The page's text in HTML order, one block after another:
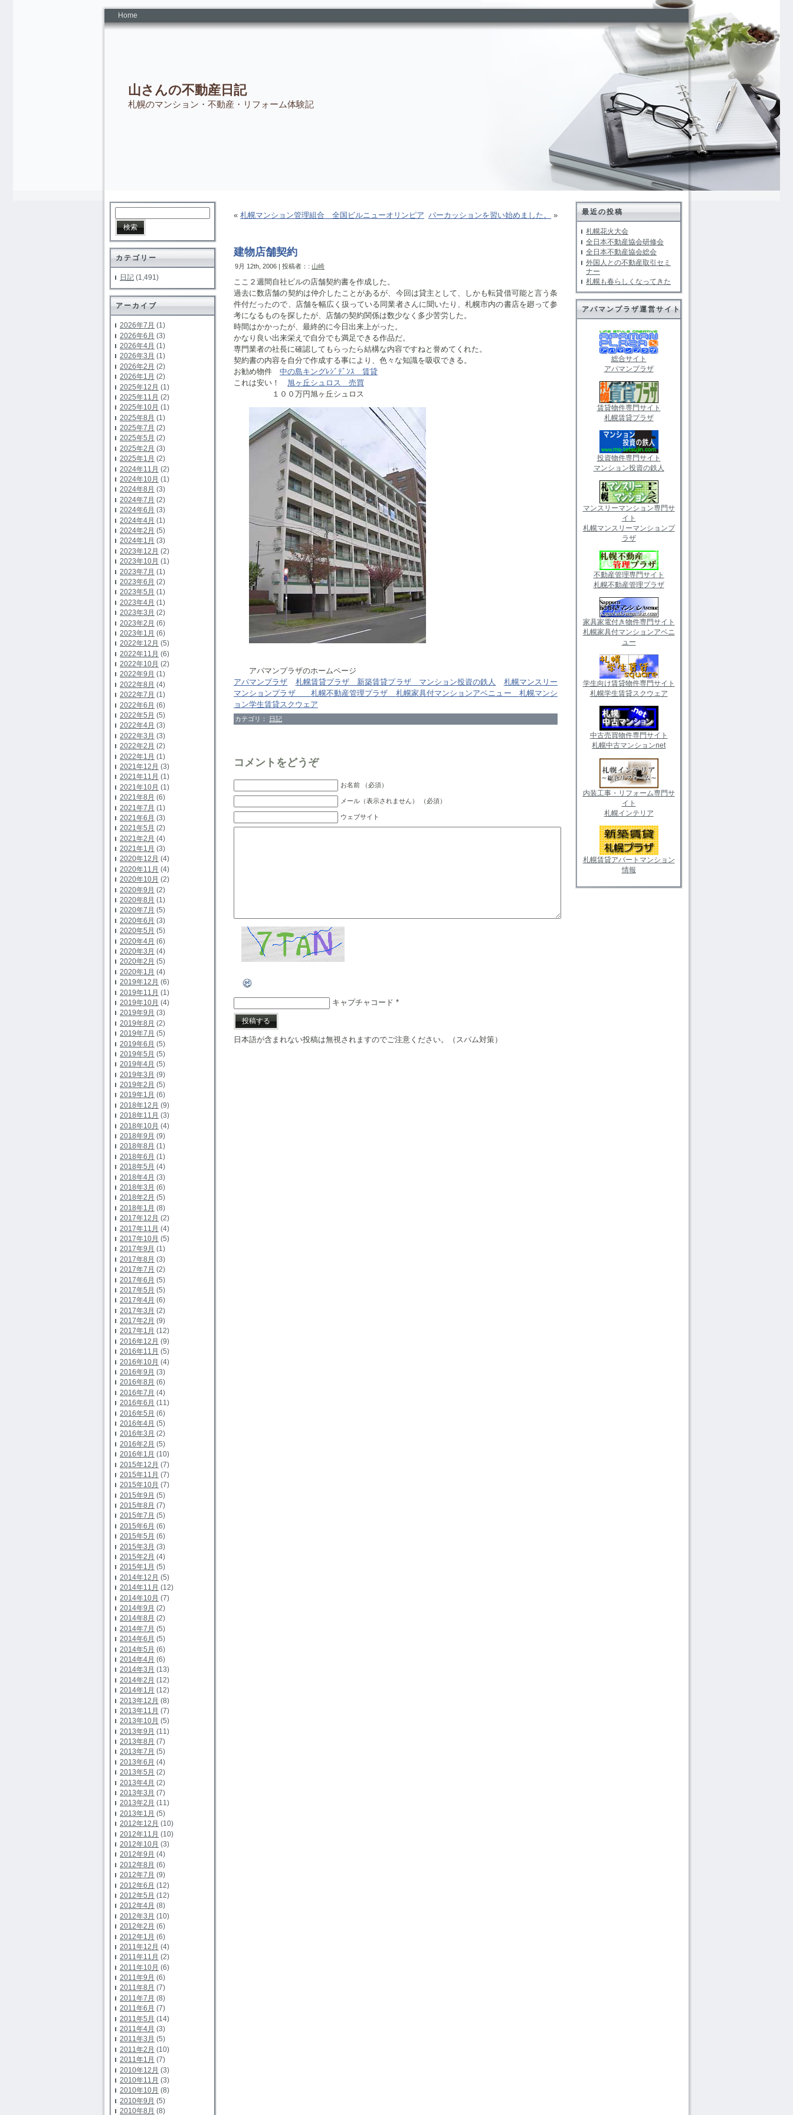
Home
山さんの不動産日記
札幌のマンション・不動産・リフォーム体験記
カテゴリー
日記 (1,491)
アーカイブ
2026年7月 (1)
2026年6月 (3)
2026年4月 (1)
2026年3月 (1)
2026年2月 (2)
2026年1月 (2)
2025年12月 (1)
2025年11月 (2)
2025年10月 (1)
2025年8月 (1)
2025年7月 (2)
2025年5月 (2)
2025年2月 (3)
2025年1月 (2)
2024年11月 (2)
2024年10月 (1)
2024年8月 (3)
2024年7月 (2)
2024年6月 (3)
2024年4月 (1)
2024年2月 (5)
2024年1月 (3)
2023年12月 (2)
2023年10月 (1)
2023年7月 (1)
2023年6月 (2)
2023年5月 (1)
2023年4月 (1)
2023年3月 (2)
2023年2月 (6)
2023年1月 (6)
2022年12月 (5)
2022年11月 (6)
2022年10月 (2)
2022年9月 (1)
2022年8月 (4)
2022年7月 (1)
2022年6月 (6)
2022年5月 (5)
2022年4月 (3)
2022年3月 (3)
2022年2月 (2)
2022年1月 (1)
2021年12月 (3)
2021年11月 (1)
2021年10月 (1)
2021年8月 (6)
2021年7月 (1)
2021年6月 (3)
2021年5月 (2)
2021年2月 (4)
2021年1月 (3)
2020年12月 (4)
2020年11月 (4)
2020年10月 (2)
2020年9月 (2)
2020年8月 (1)
2020年7月 (5)
2020年6月 (3)
2020年5月 (5)
2020年4月 (6)
2020年3月 (4)
2020年2月 (5)
2020年1月 (4)
2019年12月 (6)
2019年11月 (1)
2019年10月 (4)
2019年9月 (3)
2019年8月 (2)
2019年7月 (5)
2019年6月 (5)
2019年5月 (5)
2019年4月 (5)
2019年3月 (9)
2019年2月 (5)
2019年1月 (6)
2018年12月 (9)
2018年11月 (3)
2018年10月 (4)
2018年9月 (9)
2018年8月 (1)
2018年6月 (1)
2018年5月 (4)
2018年4月 (3)
2018年3月 (6)
2018年2月 (5)
2018年1月 (8)
2017年12月 (2)
2017年11月 (4)
2017年10月 (5)
2017年9月 (1)
2017年8月 (3)
2017年7月 (2)
2017年6月 (5)
2017年5月 (5)
2017年4月 (6)
2017年3月 (2)
2017年2月 (9)
2017年1月 (12)
2016年12月 (9)
2016年11月 (5)
2016年10月 (4)
2016年9月 (3)
2016年8月 (6)
2016年7月 (4)
2016年6月 (11)
2016年5月 (6)
2016年4月 (5)
2016年3月 (2)
2016年2月 (5)
2016年1月 (10)
2015年12月 (7)
2015年11月 (7)
2015年10月 (7)
2015年9月 (5)
2015年8月 (7)
2015年7月 (5)
2015年6月 (6)
2015年5月 (6)
2015年3月 (3)
2015年2月 (4)
2015年1月 (5)
2014年12月 (5)
2014年11月 (12)
2014年10月 (7)
2014年9月 (2)
2014年8月 (2)
2014年7月 (5)
2014年6月 (5)
2014年5月 (6)
2014年4月 (6)
2014年3月 (13)
2014年2月 (12)
2014年1月 (12)
2013年12月 (8)
2013年11月 (7)
2013年10月 (5)
2013年9月 (11)
2013年8月 (7)
2013年7月 (5)
2013年6月 (4)
2013年5月 (2)
2013年4月 (2)
2013年3月 (7)
2013年2月 (11)
2013年1月 (5)
2012年12月 (10)
2012年11月 (10)
2012年10月 (3)
2012年9月 (4)
2012年8月 (6)
2012年7月 (9)
2012年6月 (12)
2012年5月 (12)
2012年4月 (8)
2012年3月 (10)
2012年2月 (6)
2012年1月 (6)
2011年12月 (4)
2011年11月 (2)
2011年10月 (6)
2011年9月 (6)
2011年8月 (7)
2011年7月 (8)
2011年6月 (7)
2011年5月 (14)
2011年4月 (3)
2011年3月 (5)
2011年2月 (10)
2011年1月 (7)
2010年12月 (3)
2010年11月 (3)
2010年10月 (8)
2010年9月 (5)
2010年8月 (8)
« 札幌マンション管理組合 全国ビルニューオリンピア パーカッションを習い始めました。 »
建物店舗契約
9月 12th, 2006 | 投稿者：: 山崎
ここ２週間自社ビルの店舗契約書を作成した。
過去に数店舗の契約は仲介したことがあるが、今回は貸主として、しかも転貸借可能と言う条
件付だったので、店舗を幅広く扱っている同業者さんに聞いたり、札幌市内の書店を廻って参
考になるものを探したが、店舗の契約関係は数少なく多少苦労した。
時間はかかったが、最終的に今日出来上がった。
かなり良い出来栄えで自分でも満足できる作品だ。
専門業者の社長に確認してもらったら結構な内容ですねと誉めてくれた。
契約書の内容を自分で作成する事により、色々な知識を吸収できる。
お勧め物件 中の島キングﾚｼﾞﾃﾞﾝｽ 賃貸
これは安い！ 旭ヶ丘シュロス 売買
１００万円旭ヶ丘シュロス
アパマンプラザのホームページ
アパマンプラザ
札幌賃貸プラザ 新築賃貸プラザ マンション投資の鉄人
札幌マンスリー
マンションプラザ 札幌不動産管理プラザ 札幌家具付マンションアベニュー 札幌マンシ
ョン学生賃貸スクウェア
カテゴリ： 日記
コメントをどうぞ
お名前 （必須）
メール（表示されません） （必須）
ウェブサイト
キャプチャコード *
日本語が含まれない投稿は無視されますのでご注意ください。（スパム対策）
最近の投稿
札幌花火大会
全日本不動産協会研修会
全日本不動産協会総会
外国人との不動産取引セミ
ナー
札幌も春らしくなってきた
アパマンプラザ運営サイト
総合サイト
アパマンプラザ
賃貸物件専門サイト
札幌賃貸プラザ
投資物件専門サイト
マンション投資の鉄人
マンスリーマンション専門サ
イト
札幌マンスリーマンションプ
ラザ
不動産管理専門サイト
札幌不動産管理プラザ
家具家電付き物件専門サイト
札幌家具付マンションアベニ
ュー
学生向け賃貸物件専門サイト
札幌学生賃貸スクウェア
中古売買物件専門サイト
札幌中古マンションnet
内装工事・リフォーム専門サ
イト
札幌インテリア
札幌賃貸アパートマンション
情報